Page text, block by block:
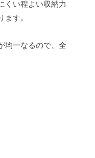
くい程よい収納力
ます。
均一なるので、全